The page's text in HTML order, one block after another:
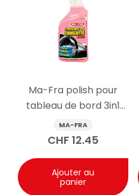
Ma-Fra polish pour
tableau de bord 3in1
super brillant pour
intérieur de voiture
MA-FRA
CHF 12.45
Ajouter au
panier